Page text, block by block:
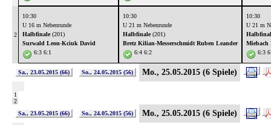
2
10:30
U 16 m Nebenrunde
Halbfinale(201)
Surwald Leon-Kciuk David
6:3 6:1
10:30
U 21 m Nebenrunde
Halbfinale(201)
Bretz Kilian-Messerschmidt Ruben Leander
6:4 6:2
10:30
U 21 m
Miebach
6:3
Sa., 23.05.2015 (66) So., 24.05.2015 (56) Mo., 25.05.2015 (6 Spiele)
1
2
Sa., 23.05.2015 (66)
So., 24.05.2015 (56) Mo., 25.05.2015 (6 Spiele)